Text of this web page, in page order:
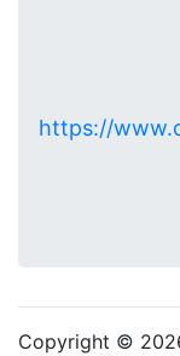
https://
Copyright ©